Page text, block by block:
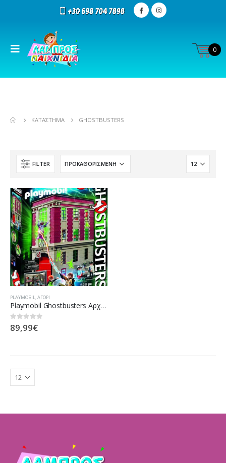
0
ΚΑΤΆΣΤΗΜΑ GHOSTBUSTERS
FILTER
PLAYMOBIL ΑΓΌΡΙ
Playmobil Ghostbusters Αρχηγείο 9219
0out of 5
89,99€